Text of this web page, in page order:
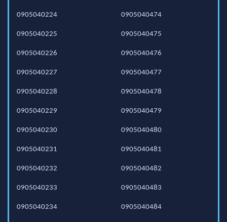
0905040224
0905040225
0905040226
0905040227
0905040228
0905040229
0905040230
0905040231
0905040232
0905040233
0905040234
0905040474
0905040475
0905040476
0905040477
0905040478
0905040479
0905040480
0905040481
0905040482
0905040483
0905040484